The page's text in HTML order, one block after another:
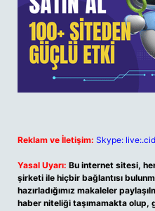
Reklam ve İletişim: Skype:
Yasal Uyarı: Bu internet sitesi,
şirketi ile hiçbir bağlantısı
hazırladığımız makaleler
haber niteliği taşımamakta olup,